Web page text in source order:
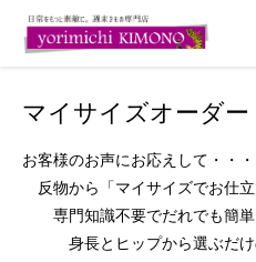
ホーム マイサイズオーダー
マイサイズオーダー
お客様のお声にお応えして・・・
反物から「マイサイズでお仕立
専門知識不要でだれでも簡単
身長とヒップから選ぶだけ